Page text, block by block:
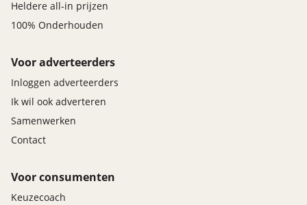
Heldere all-in prijzen
100% Onderhouden
Voor adverteerders
Inloggen adverteerders
Ik wil ook adverteren
Samenwerken
Contact
Voor consumenten
Keuzecoach